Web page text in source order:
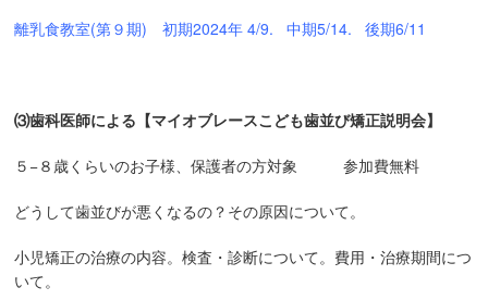
離乳食教室(第９期) 初期2024年 4/9. 中期5/14. 後期6/11
⑶歯科医師による【マイオブレースこども歯並び矯正説明会】
５−８歳くらいのお子様、保護者の方対象 参加費無料
どうして歯並びが悪くなるの？その原因について。
小児矯正の治療の内容。検査・診断について。費用・治療期間につ
いて。